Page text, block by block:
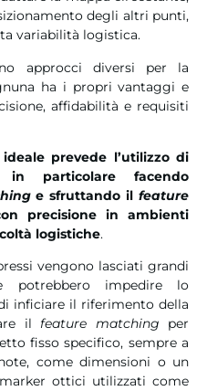
degli altri punti,
variabilità logistica.
approcci diversi per la
ha i propri vantaggi e
affidabilità e requisiti
prevede l’utilizzo di
particolare facendo
e sfruttando ilfeature
precisione in ambienti
logistiche.
vengono lasciati grandi
potrebbero impedire lo
inficiare il riferimento della
il feature matching per
fisso specifico, sempre a
come dimensioni o un
ottici utilizzati come